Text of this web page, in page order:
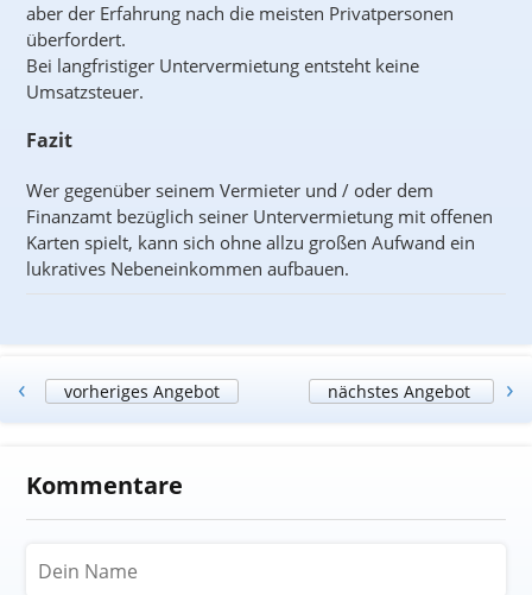
aber der Erfahrung nach die meisten Privatpersonen
überfordert.
Bei langfristiger Untervermietung entsteht keine
Umsatzsteuer.
Fazit
Wer gegenüber seinem Vermieter und / oder dem
Finanzamt bezüglich seiner Untervermietung mit offenen
Karten spielt, kann sich ohne allzu großen Aufwand ein
lukratives Nebeneinkommen aufbauen.
‹ vorheriges Angebot nächstes Angebot ›
Kommentare